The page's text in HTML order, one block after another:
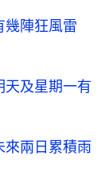
幾陣狂風雷
及星期一有
兩日累積雨